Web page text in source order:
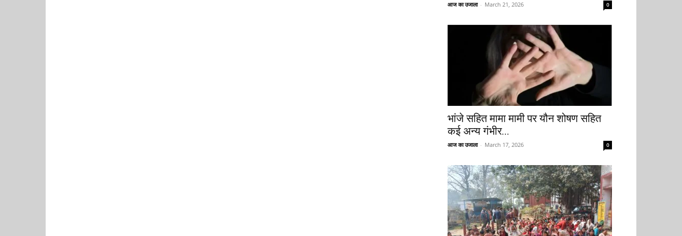
आज का उजाला - March 21, 2026 0
भांजे सहित मामा मामी पर यौन शोषण सहित
कई अन्य गंभीर...
आज का उजाला - March 17, 2026 0